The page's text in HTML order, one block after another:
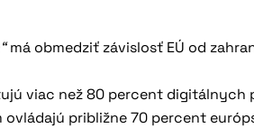
má obmedziť závislosť EÚ od
viac než 80 percent digitálnych
približne 70 percent